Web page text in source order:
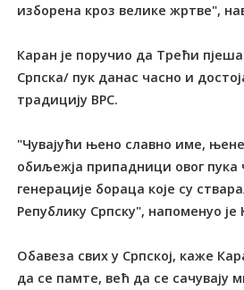
изборена кроз велике жртве",
Каран је поручио да Трећи
Српска/ пук данас часно и
традицију ВРС.
"Чувајући њено славно име,
обиљежја припадници овог пука
генерације бораца које су
Републику Српску", напоменуо је
Обавеза свих у Српској, каже
да се памте, већ да се сачувају